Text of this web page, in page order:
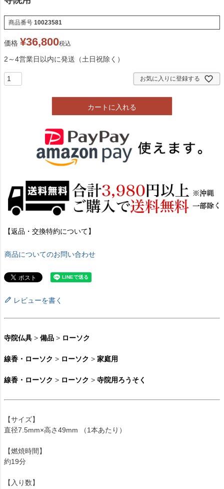
商品番号 10023581
価格 ¥36,800税込
2～4営業日以内に発送（土日祝除く）
お気に入りに登録する
カートに入れる
【返品・交換特約について】
商品についてのお問い合わせ
レビューを書く
寺院仏具 > 備品 > ローソク
線香・ローソク > ローソク > 家庭用
線香・ローソク > ローソク > 寺院用ろうそく
【サイズ】
直径7.5mm×高さ49mm （1本あたり）
【燃焼時間】
約19分
【入り数】